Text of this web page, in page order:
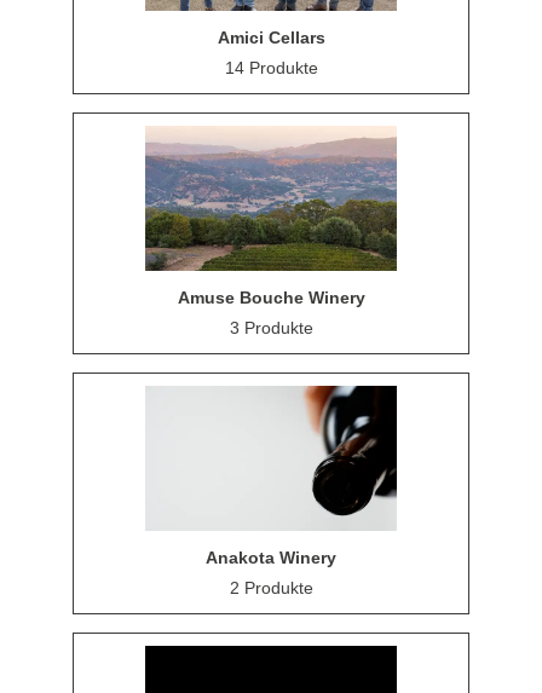
Amici Cellars
14 Produkte
Amuse Bouche Winery
3 Produkte
Anakota Winery
2 Produkte